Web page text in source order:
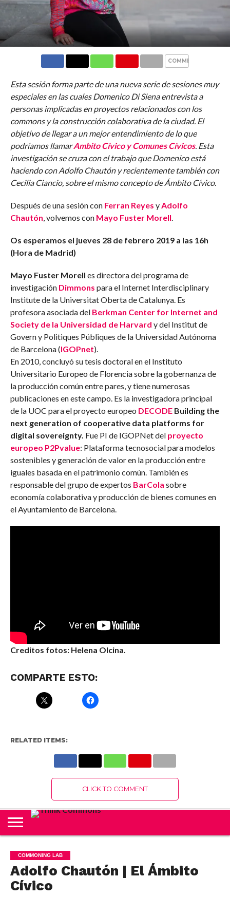
COMMENTS
Esta sesión forma parte de una nueva serie de sesiones muy
especiales en las cuales Domenico Di Siena entrevista a
personas implicadas en proyectos relacionados con los
commons y la construcción colaborativa de la ciudad. El
objetivo de llegar a un mejor entendimiento de lo que
podríamos llamarAmbito Cívico y Comunes Cívicos. Esta
investigación se cruza con el trabajo que Domenico está
haciendo con Adolfo Chautón y recientemente también con
Cecilia Ciancio, sobre el mismo concepto de Ámbito Cívico.
Después de una sesión con Ferran Reyes y Adolfo
Chautón , volvemos con Mayo Fuster Morell
Os esperamos el jueves 28 de febrero 2019 a las 16h
(Hora de Madrid)
Mayo Fuster Morell es directora del programa de
investigación Dimmons para el Internet Interdisciplinary
Institute de la Universitat Oberta de Catalunya. Es
profesora asociada del Berkman Center for Internet and
Society de la Universidad de Harvard y del Institut de
Govern y Politiques Públiques de la Universidad Autónoma
de Barcelona (IGOPnet).
En 2010, concluyó su tesis doctoral en el Instituto
Universitario Europeo de Florencia sobre la gobernanza de
la producción común entre pares, y tiene numerosas
publicaciones en este campo. Es la investigadora principal
de la UOC para el proyecto europeo DECODE Building the
next generation of cooperative data platforms for
digital sovereignty. Fue PI de IGOPNet del proyecto
europeo P2Pvalue: Plataforma tecnosocial para modelos
sostenibles y generación de valor en la producción entre
iguales basada en el patrimonio común. También es
responsable del grupo de expertos BarCola sobre
economía colaborativa y producción de bienes comunes en
el Ayuntamiento de Barcelona.
Creditos fotos: Helena Olcina.
COMPARTE ESTO:
RELATED ITEMS:
CLICK TO COMMENT
COMMONING LAB
Adolfo Chautón | El Ámbito
Cívico